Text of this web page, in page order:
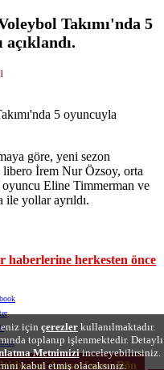
Takımı'nda 5
5 oyuncuyla
göre, yeni sezon
İrem Nur Özsoy, orta
Eline Timmerman ve
ile yollar ayrıldı.
haberlerine herkesten önce
Webaslan Anasayfasına Dön
için çerezler kullanılmaktadır.
toplanıp işlenmektedir. Detaylı
Metnimiziinceleyebilirsiniz.
kabul etmiş olacaksınız.